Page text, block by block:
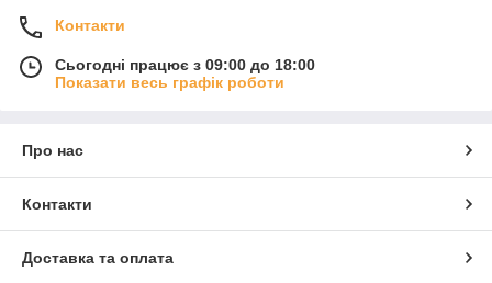
Контакти
Сьогодні працює з 09:00 до 18:00
Показати весь графік роботи
Про нас
Контакти
Доставка та оплата